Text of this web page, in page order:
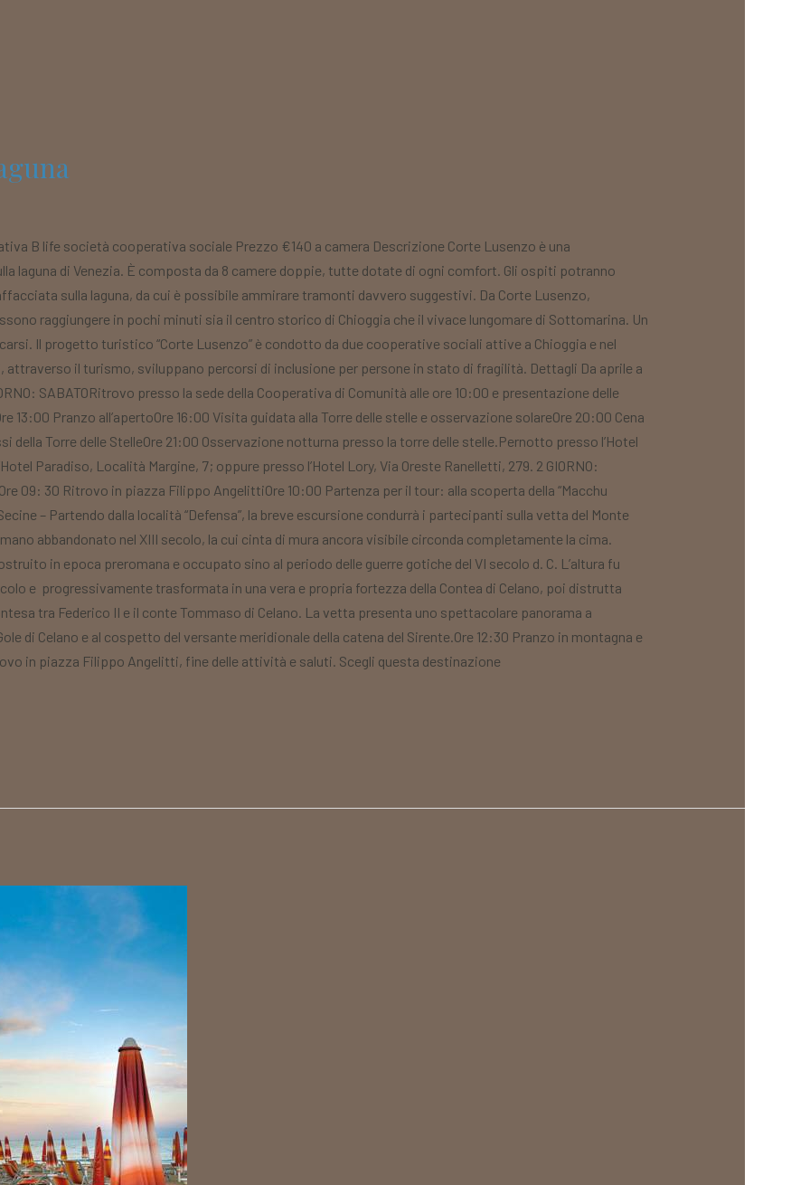
B life società cooperativa sociale Prezzo €140 a camera Descrizione Corte Lusenzo è una
laguna di Venezia. È composta da 8 camere doppie, tutte dotate di ogni comfort. Gli ospiti potranno
sulla laguna, da cui è possibile ammirare tramonti davvero suggestivi. Da Corte Lusenzo,
raggiungere in pochi minuti sia il centro storico di Chioggia che il vivace lungomare di Sottomarina. Un
Il progetto turistico “Corte Lusenzo” è condotto da due cooperative sociali attive a Chioggia e nel
attraverso il turismo, sviluppano percorsi di inclusione per persone in stato di fragilità. Dettagli Da aprile a
SABATORitrovo presso la sede della Cooperativa di Comunità alle ore 10:00 e presentazione delle
13:00 Pranzo all’apertoOre 16:00 Visita guidata alla Torre delle stelle e osservazione solareOre 20:00 Cena
della Torre delle StelleOre 21:00 Osservazione notturna presso la torre delle stelle.Pernotto presso l’Hotel
Paradiso, Località Margine, 7; oppure presso l’Hotel Lory, Via Oreste Ranelletti, 279. 2 GIORNO:
09: 30 Ritrovo in piazza Filippo AngelittiOre 10:00 Partenza per il tour: alla scoperta della “Macchu
– Partendo dalla località “Defensa”, la breve escursione condurrà i partecipanti sulla vetta del Monte
abbandonato nel XIII secolo, la cui cinta di mura ancora visibile circonda completamente la cima.
in epoca preromana e occupato sino al periodo delle guerre gotiche del VI secolo d. C. L’altura fu
e progressivamente trasformata in una vera e propria fortezza della Contea di Celano, poi distrutta
tra Federico II e il conte Tommaso di Celano. La vetta presenta uno spettacolare panorama a
di Celano e al cospetto del versante meridionale della catena del Sirente.Ore 12:30 Pranzo in montagna e
in piazza Filippo Angelitti, fine delle attività e saluti. Scegli questa destinazione